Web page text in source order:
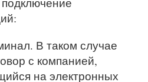
В таком случае
с компанией,
на электронных